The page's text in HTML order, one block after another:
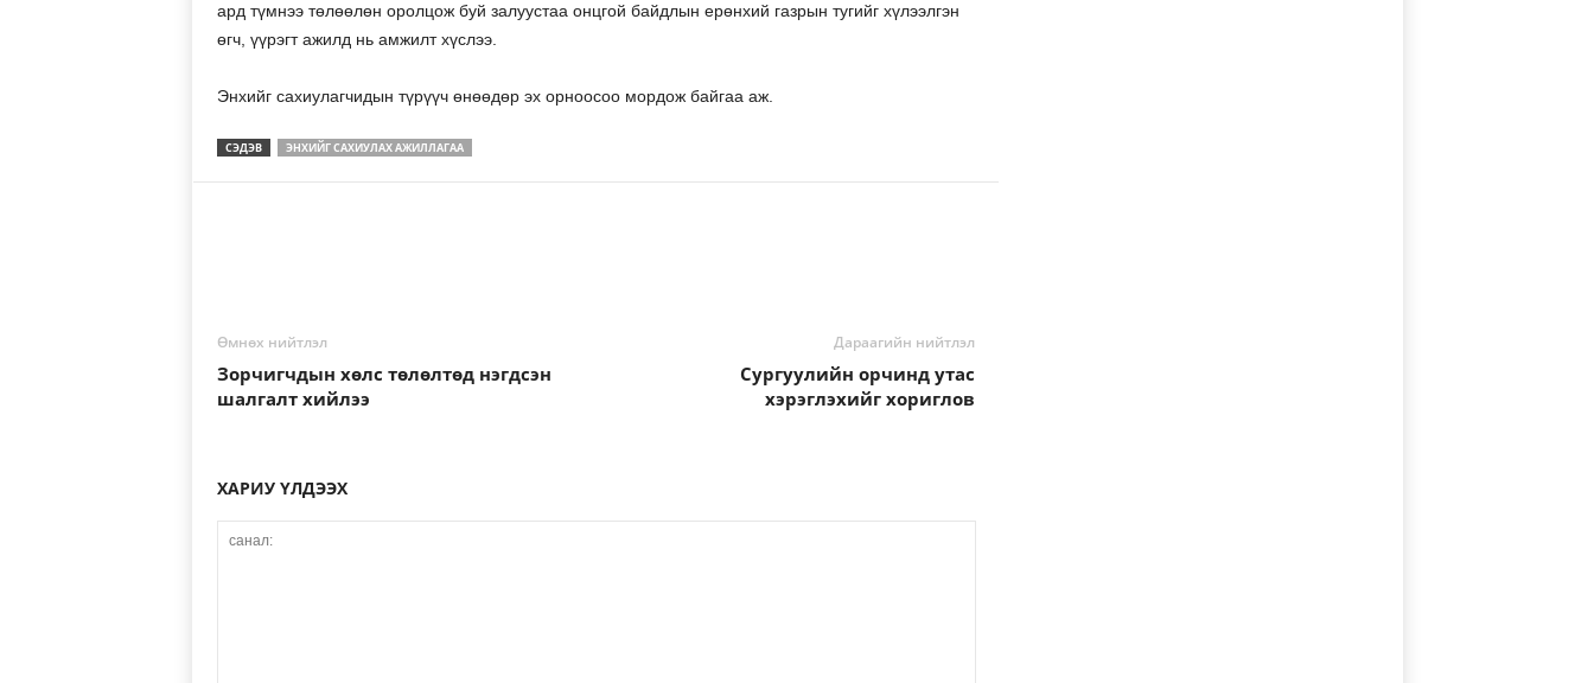
ард түмнээ төлөөлөн оролцож буй залуустаа онцгой байдлын ерөнхий газрын тугийг хүлээлгэн
өгч, үүрэгт ажилд нь амжилт хүслээ.
Энхийг сахиулагчидын түрүүч өнөөдөр эх орноосоо мордож байгаа аж.
СЭДЭВ ЭНХИЙГ САХИУЛАХ АЖИЛЛАГАА
Өмнөх нийтлэл
Зорчигчдын хөлс төлөлтөд нэгдсэн
шалгалт хийлээ
Дараагийн нийтлэл
Сургуулийн орчинд утас
хэрэглэхийг хориглов
ХАРИУ ҮЛДЭЭХ